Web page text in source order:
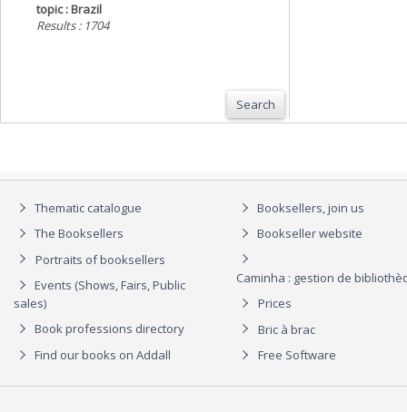
topic : Brazil
Results : 1704
Search
Thematic catalogue
The Booksellers
Portraits of booksellers
Events (Shows, Fairs, Public
sales)
Book professions directory
Find our books on Addall
Booksellers, join us
Bookseller website
Caminha : gestion de
Prices
Bric à brac
Free Software